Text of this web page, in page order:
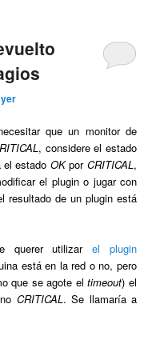
que un monitor de
, considere el estado
el estado OKpor CRITICAL ,
el plugin o jugar con
resultado de un plugin está
querer utilizarel plugin
está en la red o no, pero
que se agote eltimeout) el
CRITICAL . Se llamaría a